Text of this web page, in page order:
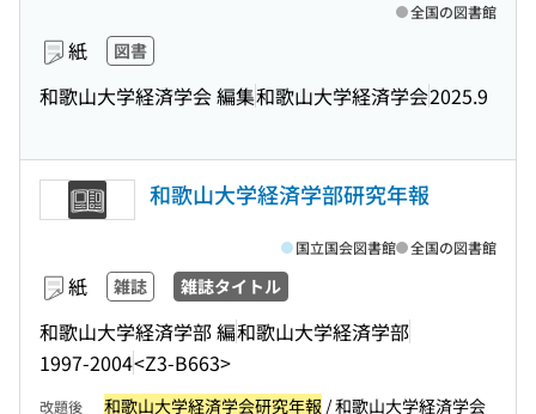
紙 図書
和歌山大学経済学会 編集和歌山大学経済学会2025.9
全国の図書館
和歌山大学経済学部研究年報
紙 雑誌 雑誌タイトル
和歌山大学経済学部 編和歌山大学経済学部
1997-2004<Z3-B663>
国立国会図書館 全国の図書館
改題後 和歌山大学経済学会研究年報 / 和歌山大学経済学会